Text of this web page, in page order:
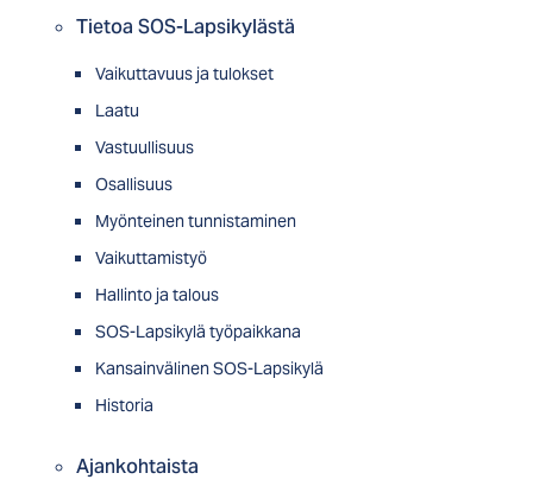
Tietoa SOS-Lapsikylästä
Vaikuttavuus ja tulokset
Laatu
Vastuullisuus
Osallisuus
Myön­tei­nen tun­nis­ta­minen
Vaikuttamistyö
Hallinto ja talous
SOS-Lapsikylä työpaikkana
Kansainvälinen SOS-Lapsikylä
Historia
Ajankohtaista